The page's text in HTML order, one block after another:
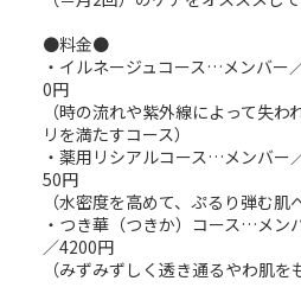
●料金●
・イルネージュコース…メンバー
0円
（時の流れや紫外線によって失
リを満たすコース）
・薬用リシアルコース…メンバー
50円
（水密度を高めて、ぷるり弾む肌
・つき華（つきか）コース…メン
／4200円
（みずみずしく透き通るやわ肌を